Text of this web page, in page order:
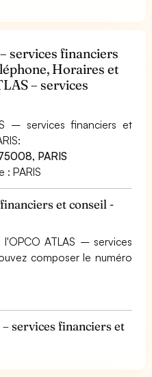
services financiers
Horaires et
– services
– services financiers et
PARIS
: PARIS
et conseil -
ATLAS – services
composer le numéro
services financiers et